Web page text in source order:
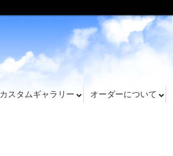
カスタムギャラリー オーダーについて